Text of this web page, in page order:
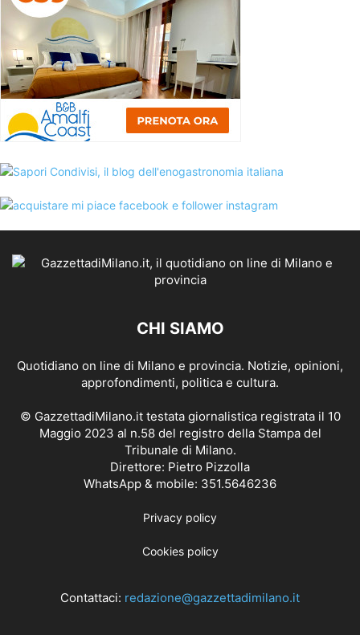
CHI SIAMO
Quotidiano on line di Milano e provincia. Notizie, opinioni,
approfondimenti, politica e cultura.
© GazzettadiMilano.it testata giornalistica registrata il 10
Maggio 2023 al n.58 del registro della Stampa del
Tribunale di Milano.
Direttore: Pietro Pizzolla
WhatsApp & mobile: 351.5646236
Privacy policy
Cookies policy
Contattaci: redazione@gazzettadimilano.it